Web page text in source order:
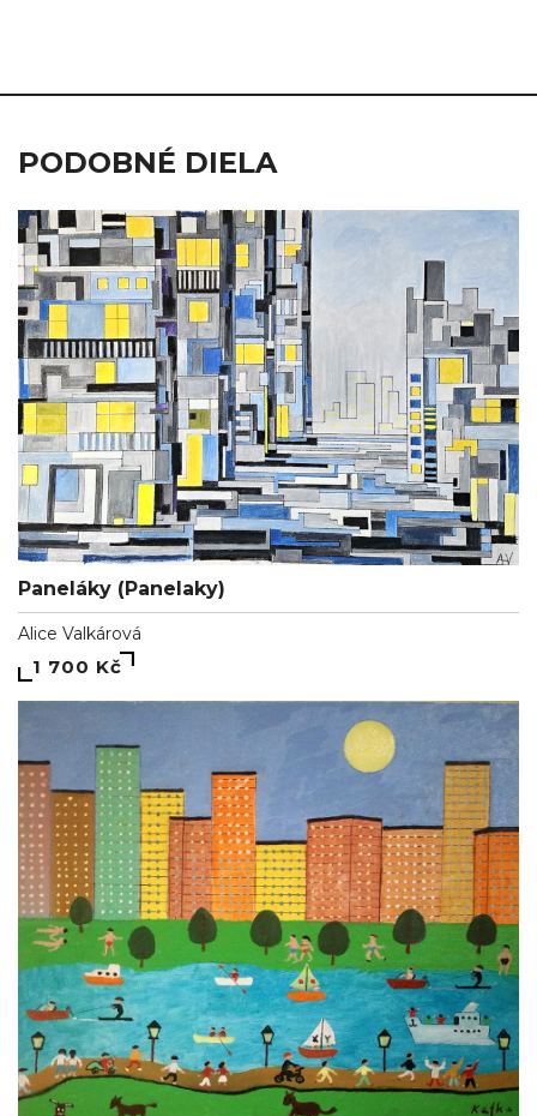
PODOBNÉ DIELA
Paneláky (Panelaky)
Alice Valkárová
1 700 Kč